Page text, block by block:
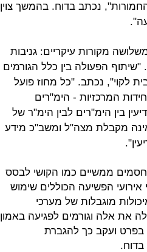
נכתב בדוח. בהמשך צוין
מקורות עיקריים: גניבות
"שיתוף הפעולה בין כלל הגורמים
לקוי", נכתב. "כל מחוז פועל
המרכזיות - הימ"רים
בין הימ"רים לבין הימ"ר של
מקבלת מצה"ל ומשב"כ מידע
ממשיים כמו הקושי לבסס
הפשיעה הכוללים שימוש
מוגבלות של מערכי
את אלה וגורמים לפגיעה באמון
בפרט ועקב כך להגברת